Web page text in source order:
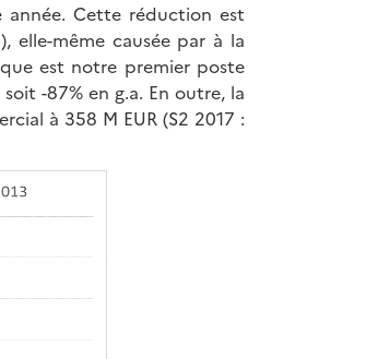
année. Cette réduction est
elle-même causée par à la
est notre premier poste
-87% en g.a. En outre, la
à 358 M EUR (S2 2017 :